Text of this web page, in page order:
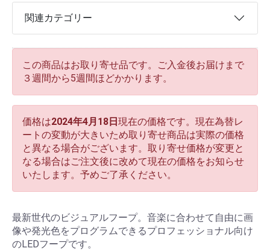
関連カテゴリー
この商品はお取り寄せ品です。ご入金後お届けまで
３週間から5週間ほどかかります。
価格は2024年4月18日 現在の価格です。現在為替レ
ートの変動が大きいため取り寄せ商品は実際の価格
と異なる場合がございます。取り寄せ価格が変更と
なる場合はご注文後に改めて現在の価格をお知らせ
いたします。予めご了承ください。
最新世代のビジュアルフープ。音楽に合わせて自由に画
像や発光色をプログラムできるプロフェッショナル向け
のLEDフープです。